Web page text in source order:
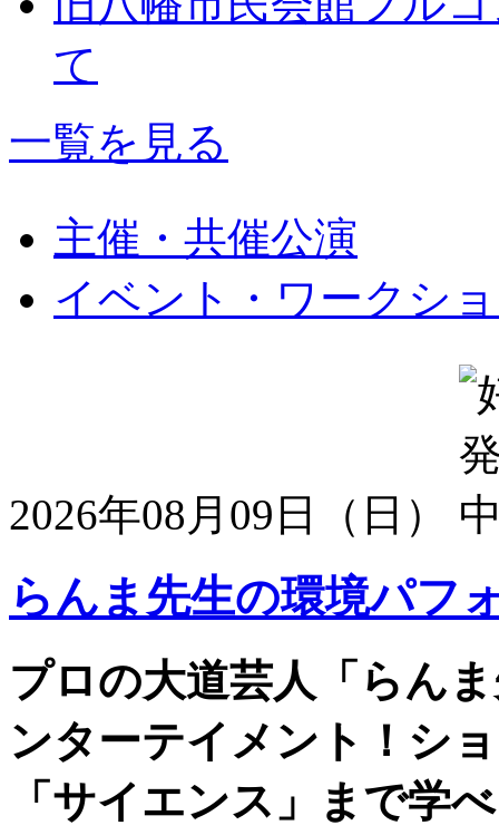
て
一覧を見る
主催・共催公演
イベント・ワークシ
2026年08月09日（日）
らんま先生の環境パフ
プロの大道芸人「らん
ンターテイメント！シ
「サイエンス」まで学